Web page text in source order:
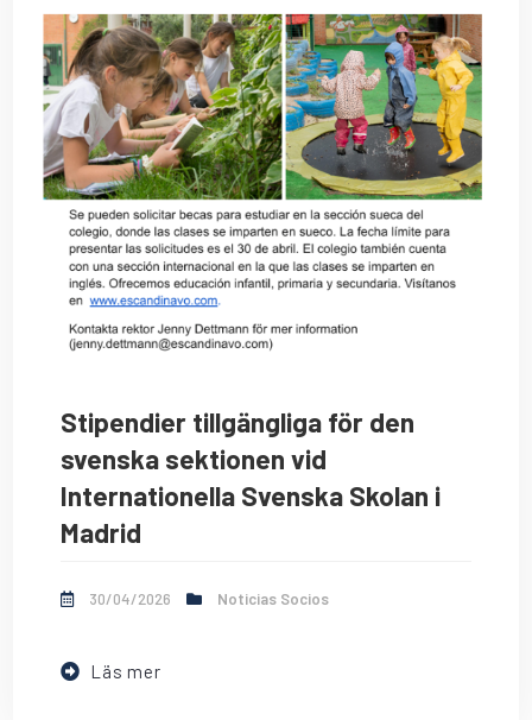
Stipendier tillgängliga för den
svenska sektionen vid
Internationella Svenska Skolan i
Madrid
30/04/2026 Noticias Socios
Läs mer